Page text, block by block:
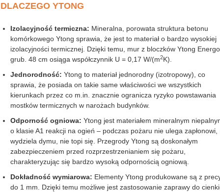
DLACZEGO YTONG
Izolacyjność termiczna: Mineralna, porowata struktura betonu
komórkowego Ytong sprawia, że jest to materiał o bardzo wysokiej
izolacyjności termicznej. Dzięki temu, mur z bloczków Ytong
grub. 48 cm osiąga współczynnik U = 0,17 W/(m2K).
Jednorodność: Ytong to materiał jednorodny (izotropowy), co
sprawia, że posiada on takie same właściwości we wszystkich
kierunkach przez co m.in. znacznie ogranicza ryzyko powstawania
mostków termicznych w narożach budynków.
Odporność ogniowa: Ytong jest materiałem mineralnym
o klasie A1 reakcji na ogień – podczas pożaru nie ulega zapłonowi,
wydziela dymu, nie topi się. Przegrody Ytong są doskonałym
zabezpieczeniem przed rozprzestrzenianiem się pożaru,
charakteryzując się bardzo wysoką odpornością ogniową.
Dokładność wymiarowa: Elementy Ytong produkowane są z
do 1 mm. Dzięki temu możliwe jest zastosowanie zaprawy do